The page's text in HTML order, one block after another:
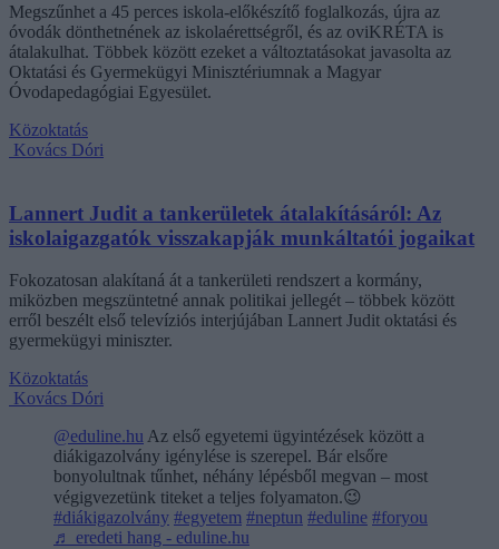
Megszűnhet a 45 perces iskola-előkészítő foglalkozás, újra az
óvodák dönthetnének az iskolaérettségről, és az oviKRÉTA is
átalakulhat. Többek között ezeket a változtatásokat javasolta az
Oktatási és Gyermekügyi Minisztériumnak a Magyar
Óvodapedagógiai Egyesület.
Közoktatás
Kovács Dóri
Lannert Judit a tankerületek átalakításáról: Az
iskolaigazgatók visszakapják munkáltatói jogaikat
Fokozatosan alakítaná át a tankerületi rendszert a kormány,
miközben megszüntetné annak politikai jellegét – többek között
erről beszélt első televíziós interjújában Lannert Judit oktatási és
gyermekügyi miniszter.
Közoktatás
Kovács Dóri
@eduline.hu Az első egyetemi ügyintézések között a
diákigazolvány igénylése is szerepel. Bár elsőre
bonyolultnak tűnhet, néhány lépésből megvan – most
végigvezetünk titeket a teljes folyamaton.😉
#diákigazolvány #egyetem #neptun #eduline #foryou
♬ eredeti hang - eduline.hu